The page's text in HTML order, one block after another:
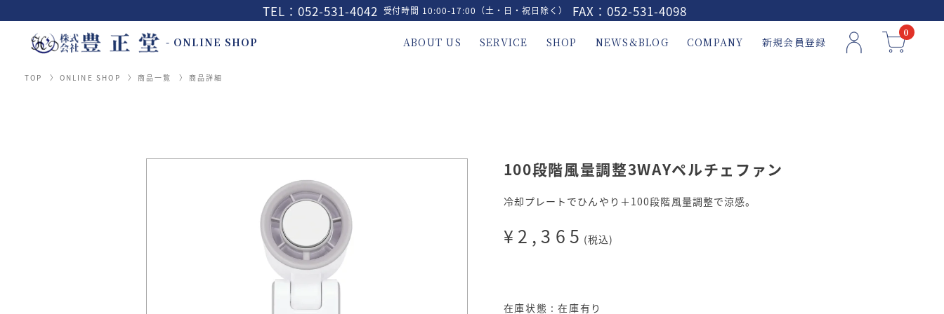
TEL：052-531-4042 受付時間 10:00-17:00（土・日・祝日除く） FAX：052-531-4098
- ONLINE SHOP ABOUT US SERVICE SHOP NEWS&BLOG COMPANY 新規会員登録
0
TOP ONLINE SHOP 商品一覧 商品詳細
100段階風量調整3WAYペルチェファン
冷却プレートでひんやり＋100段階風量調整で涼感。
¥2,365 (税込)
在庫状態 : 在庫有り